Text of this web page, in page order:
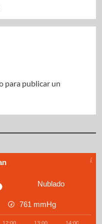
para publicar un
Nublado
761 mmHg